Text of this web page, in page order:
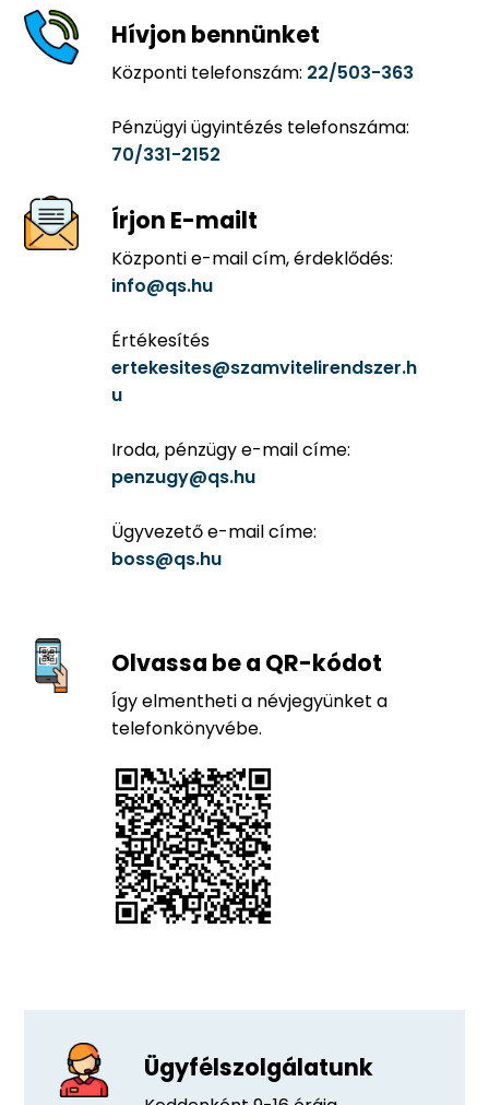
Hívjon bennünket
Központi telefonszám: 22/503-363
Pénzügyi ügyintézés telefonszáma:
70/331-2152
Írjon E-mailt
Központi e-mail cím, érdeklődés:
info@qs.hu
Értékesítés
ertekesites@szamvitelirendszer.h
u
Iroda, pénzügy e-mail címe:
penzugy@qs.hu
Ügyvezető e-mail címe:
boss@qs.hu
Olvassa be a QR-kódot
Így elmentheti a névjegyünket a
telefonkönyvébe.
Ügyfélszolgálatunk